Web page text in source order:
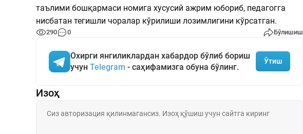
таълими бошқармаси номига хусусий ажрим юбориб, педагогга
нисбатан тегишли чоралар кўрилиши лозимлигини кўрсатган.
290 0 Бўлишиш
Охирги янгиликлардан хабардор бўлиб бориш
учун Telegram - саҳифамизга обуна бўлинг.
Ўтиш
Изоҳ